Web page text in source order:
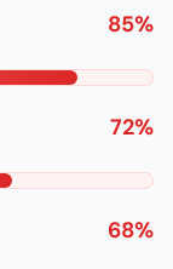
85%
72%
68%